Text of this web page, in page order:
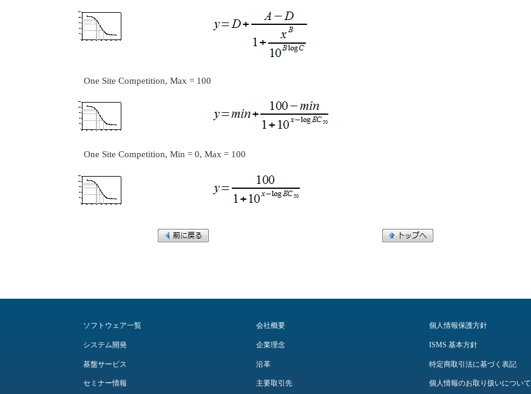
One Site Competition, Max = 100
One Site Competition, Min = 0, Max = 100
ソフトウェア一覧
システム開発
基盤サービス
セミナー情報
会社概要
企業理念
沿革
主要取引先
個人情報保護方針
ISMS 基本方針
特定商取引法に基づく表記
個人情報のお取り扱いについて